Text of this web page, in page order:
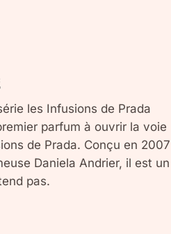
les Infusions de Prada
parfum à ouvrir la voie
de Prada. Conçu en 2007
Daniela Andrier, il est un
pas.